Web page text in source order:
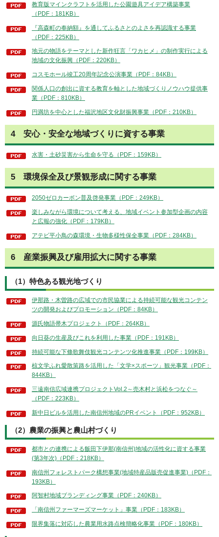
教育版マインクラフトを活用した公園遊具アイデア構築事業
（PDF：181KB）
『高森町の奉納額』を通してふるさとのよさを再認識する事業
（PDF：225KB）
地元の物語をテーマとした新作狂言「ワカヒメ」の制作実行による
地域の文化振興（PDF：220KB）
コスモホール竣工20周年記念公演事業（PDF：84KB）
関係人口の創出に資する教育を軸とした地域づくりノウハウ提供事
業（PDF：810KB）
円満坊を中心とした福沢地区文化財振興事業（PDF：210KB）
4 安心・安全な地域づくりに資する事業
水害・土砂災害から生命を守る（PDF：159KB）
5 環境保全及び景観形成に関する事業
2050ゼロカーボン普及啓発事業（PDF：249KB）
楽しみながら環境について考える、地域イベント参加型企画の内容
と広報の強化（PDF：179KB）
アテビ平小鳥の森環境・生物多様性保全事業（PDF：284KB）
6 産業振興及び雇用拡大に関する事業
（1）特色ある観光地づくり
伊那路・木曽路の広域での市民協業による持続可能な観光コンテン
ツの開発およびプロモーション（PDF：84KB）
源氏物語帚木プロジェクト（PDF：264KB）
向日葵の生産及びこれを利用した事業（PDF：191KB）
持続可能な下條歌舞伎観光コンテンツ化推進事業（PDF：199KB）
椋文学ふれ愛散策路を活用した「文学×スポーツ」観光事業（PDF：
844KB）
三遠南信広域連携プロジェクトVol.2～売木村と浜松をつなぐ～
（PDF：223KB）
新中日ビルを活用した南信州地域のPRイベント（PDF：952KB）
（2）農業の振興と農山村づくり
都市との連携による飯田下伊那(南信州)地域の活性化に資する事業
(第3年次)（PDF：218KB）
南信州フォレストパーク構想事業(地域特産品販売促進事業)（PDF：
193KB）
阿智村地域ブランディング事業（PDF：240KB）
「南信州ファーマーズマーケット」事業（PDF：183KB）
限界集落に対応した農業用水路点検簡略化事業（PDF：180KB）